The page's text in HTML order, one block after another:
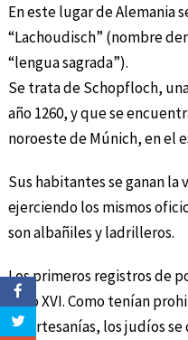
En este lugar de Alemania
“Lachoudisch” (nombre
“lengua sagrada”).
Se trata de Schopfloch,
año 1260, y que se
noroeste de Múnich, en el
Sus habitantes se ganan la
ejerciendo los mismos
son albañiles y ladrilleros.
Los primeros registros de
siglo XVI. Como tenían
las artesanías, los judíos